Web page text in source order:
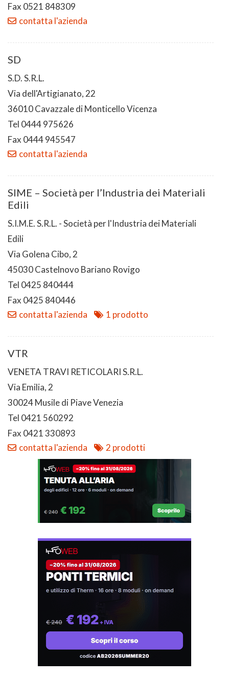
Fax 0521 848309
contatta l'azienda
SD
S.D. S.R.L.
Via dell'Artigianato, 22
36010 Cavazzale di Monticello Vicenza
Tel 0444 975626
Fax 0444 945547
contatta l'azienda
SIME – Società per l’Industria dei Materiali
Edili
S.I.M.E. S.R.L. - Società per l'Industria dei Materiali
Edili
Via Golena Cibo, 2
45030 Castelnovo Bariano Rovigo
Tel 0425 840444
Fax 0425 840446
contatta l'azienda
1 prodotto
VTR
VENETA TRAVI RETICOLARI S.R.L.
Via Emilia, 2
30024 Musile di Piave Venezia
Tel 0421 560292
Fax 0421 330893
contatta l'azienda
2 prodotti